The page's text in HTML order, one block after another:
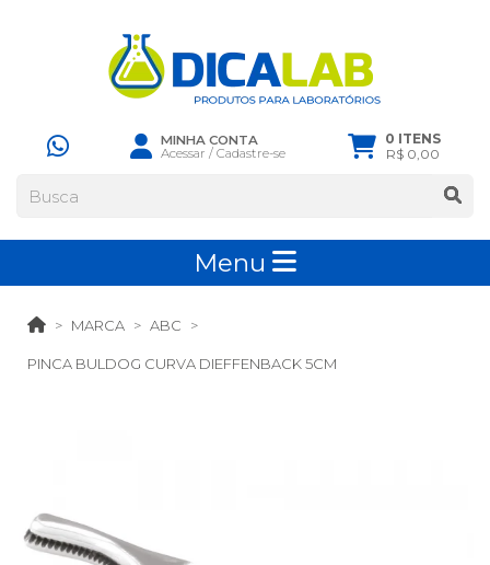
MINHA CONTA
Acessar /Cadastre-se
0 ITENS
R$ 0,00
Menu
MARCA ABC
PINCA BULDOG CURVA DIEFFENBACK 5CM